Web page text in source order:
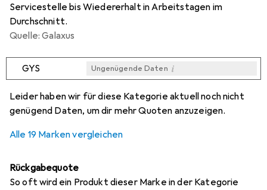
Servicestelle bis Wiedererhalt in Arbeitstagen im
Durchschnitt.
Quelle: Galaxus
GYS Ungenügende Daten i
Leider haben wir für diese Kategorie aktuell noch nicht
genügend Daten, um dir mehr Quoten anzuzeigen.
Alle 19 Marken vergleichen
Rückgabequote
So oft wird ein Produkt dieser Marke in der Kategorie